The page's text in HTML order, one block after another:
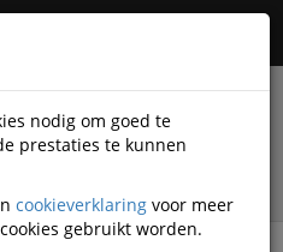
nodig om goed te
prestaties te kunnen
cookieverklaring voor meer
gebruikt worden.